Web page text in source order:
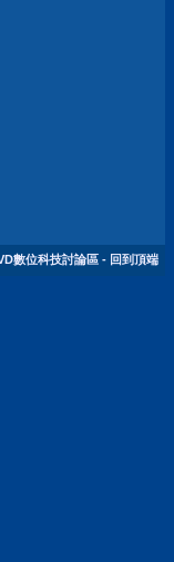
數位科技討論區 - 回到頂端